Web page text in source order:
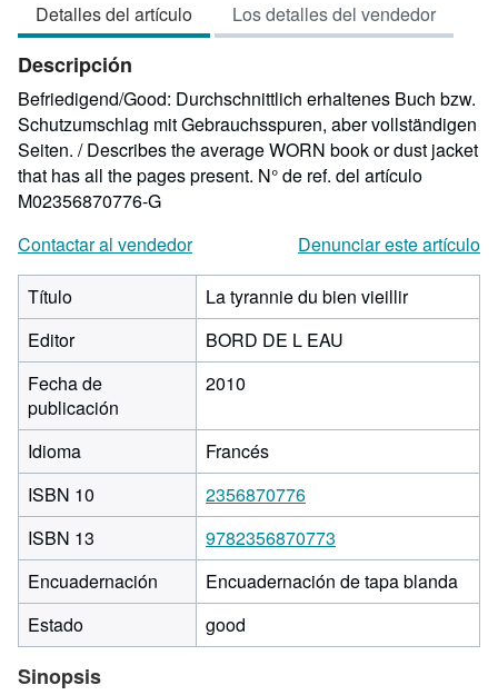
5
de
estrellas
Detalles del artículo Los detalles del vendedor
Descripción
Befriedigend/Good: Durchschnittlich erhaltenes Buch bzw.
Schutzumschlag mit Gebrauchsspuren, aber vollständigen
Seiten. / Describes the average WORN book or dust jacket
that has all the pages present. N° de ref. del artículo
M02356870776-G
Contactar al vendedor
Denunciar este artículo
Título
La tyrannie du bien vieillir
Editor
BORD DE L EAU
Fecha de
publicación
2010
Idioma
Francés
ISBN 10
2356870776
ISBN 13
9782356870773
Encuadernación
Encuadernación de tapa blanda
Estado
good
Sinopsis